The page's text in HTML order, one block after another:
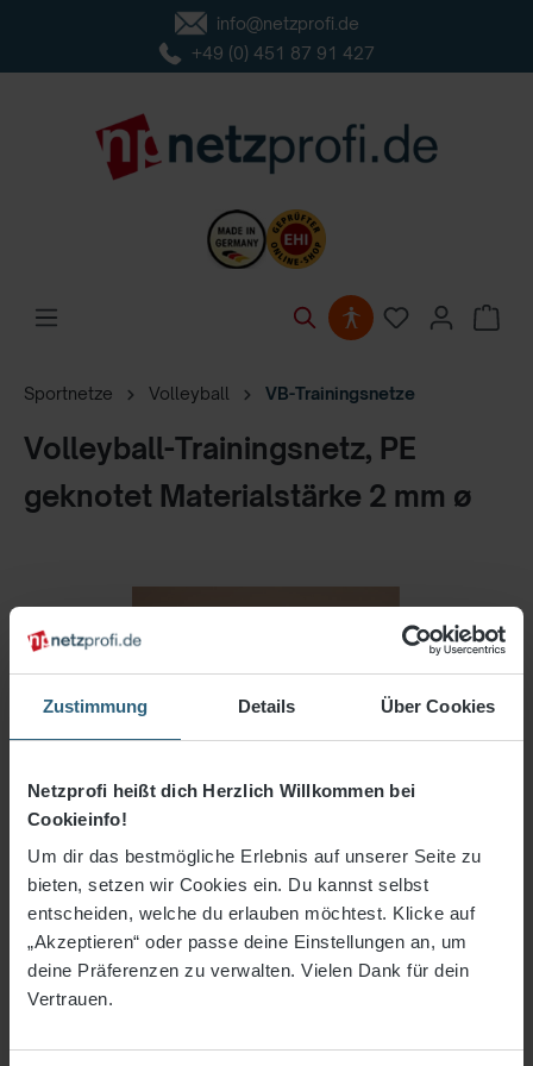
Zustimmung Details Über Cookies
Netzprofi heißt dich Herzlich Willkommen bei
Cookieinfo!
Um dir das bestmögliche Erlebnis auf unserer Seite zu
bieten, setzen wir Cookies ein. Du kannst selbst
entscheiden, welche du erlauben möchtest. Klicke auf
„Akzeptieren“ oder passe deine Einstellungen an, um
deine Präferenzen zu verwalten. Vielen Dank für dein
Vertrauen.
info@netzprofi.de
+49 (0) 451 87 91 427
Sportnetze Volleyball VB-Trainingsnetze
Volleyball-Trainingsnetz, PE
geknotet Materialstärke 2 mm ø
40,39 €*
3% Rabatt bei Vorkasse